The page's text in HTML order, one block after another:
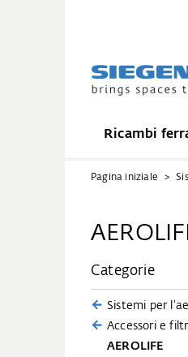
Ricambi
Pagina iniziale
Categorie
Sistemi per
Accessori e
AEROLIFE